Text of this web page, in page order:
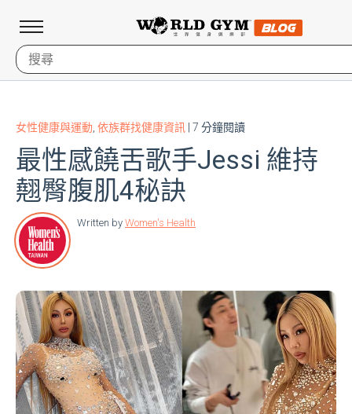
女性健康與運動 依族群找健康資訊 | 7 分鐘閱讀
最性感饒舌歌手Jessi 維持
翹臀腹肌4秘訣
Written by Women's Health